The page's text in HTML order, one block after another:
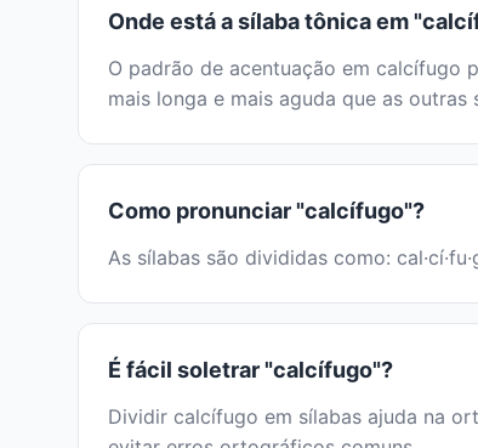
Onde está a sílaba tônica em
O padrão de acentuação em calcífugo
mais longa e mais aguda que as outras
Como pronunciar "calcífugo"?
As sílabas são divididas como:
É fácil soletrar "calcífugo"?
Dividir calcífugo em sílabas ajuda na